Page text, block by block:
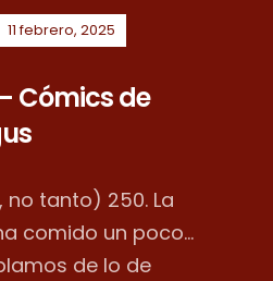
11 febrero, 2025
Cómics de
no tanto) 250. La
comido un poco...
de lo de